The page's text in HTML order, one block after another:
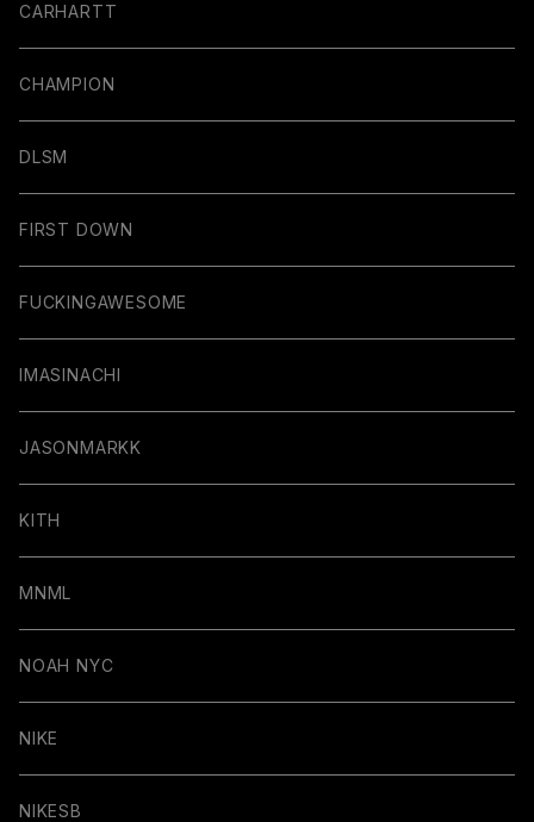
CARHARTT
CHAMPION
DLSM
FIRST DOWN
FUCKINGAWESOME
IMASINACHI
JASONMARKK
KITH
MNML
NOAH NYC
NIKE
NIKESB